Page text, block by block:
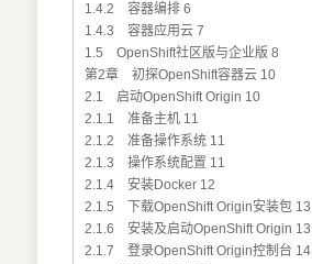
1.4.2 容器编排 6
1.4.3 容器应用云 7
1.5 OpenShift社区版与企业版 8
第2章 初探OpenShift容器云 10
2.1 启动OpenShift Origin 10
2.1.1 准备主机 11
2.1.2 准备操作系统 11
2.1.3 操作系统配置 11
2.1.4 安装Docker 12
2.1.5 下载OpenShift Origin安装包 13
2.1.6 安装及启动OpenShift Origin 13
2.1.7 登录OpenShift Origin控制台 14